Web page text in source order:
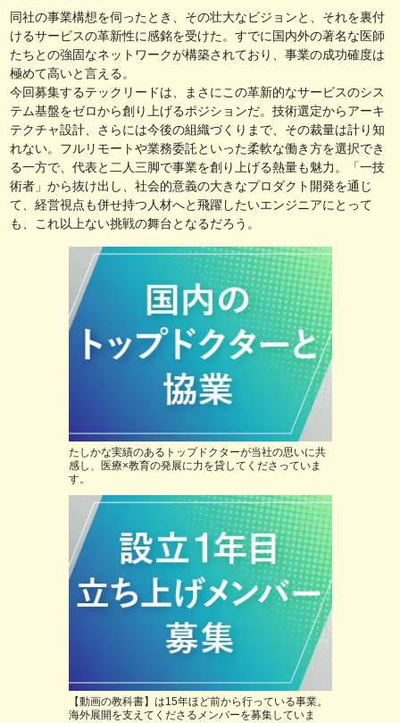
同社の事業構想を伺ったとき、その壮大なビジョンと、それを裏付
けるサービスの革新性に感銘を受けた。すでに国内外の著名な医師
たちとの強固なネットワークが構築されており、事業の成功確度は
極めて高いと言える。
今回募集するテックリードは、まさにこの革新的なサービスのシス
テム基盤をゼロから創り上げるポジションだ。技術選定からアーキ
テクチャ設計、さらには今後の組織づくりまで、その裁量は計り知
れない。フルリモートや業務委託といった柔軟な働き方を選択でき
る一方で、代表と二人三脚で事業を創り上げる熱量も魅力。「一技
術者」から抜け出し、社会的意義の大きなプロダクト開発を通じ
て、経営視点も併せ持つ人材へと飛躍したいエンジニアにとって
も、これ以上ない挑戦の舞台となるだろう。
たしかな実績のあるトップドクターが当社の思いに共
感し、医療×教育の発展に力を貸してくださっていま
す。
【動画の教科書】は15年ほど前から行っている事業。
海外展開を支えてくださるメンバーを募集していま